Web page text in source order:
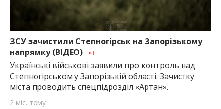
ЗСУ зачистили Степногірськ на Запорізькому
напрямку (ВІДЕО)
Українські військові заявили про контроль над
Степногірськом у Запорізькій області. Зачистку
міста проводить спецпідрозділ «Артан».
2 міс. тому